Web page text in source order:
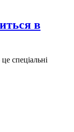
в
спеціальні